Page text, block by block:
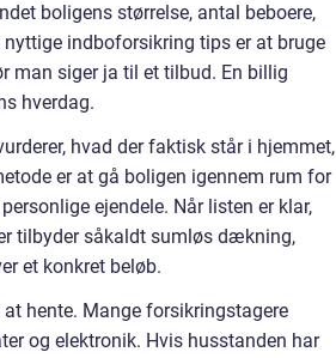
boligens størrelse, antal beboere,
indboforsikring tips er at bruge
man siger ja til et tilbud. En billig
hverdag.
hvad der faktisk står i hjemmet,
er at gå boligen igennem rum for
ejendele. Når listen er klar,
tilbyder såkaldt sumløs dækning,
et konkret beløb.
hente. Mange forsikringstagere
og elektronik. Hvis husstanden har